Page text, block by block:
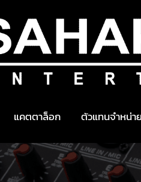
แคตตาล็อก ตัวแทนจำหน่าย